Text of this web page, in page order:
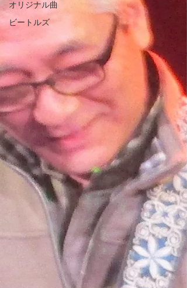
オリジナル曲
ビートルズ